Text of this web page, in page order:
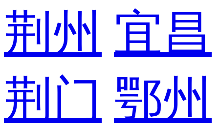
荆州 宜昌
荆门 鄂州